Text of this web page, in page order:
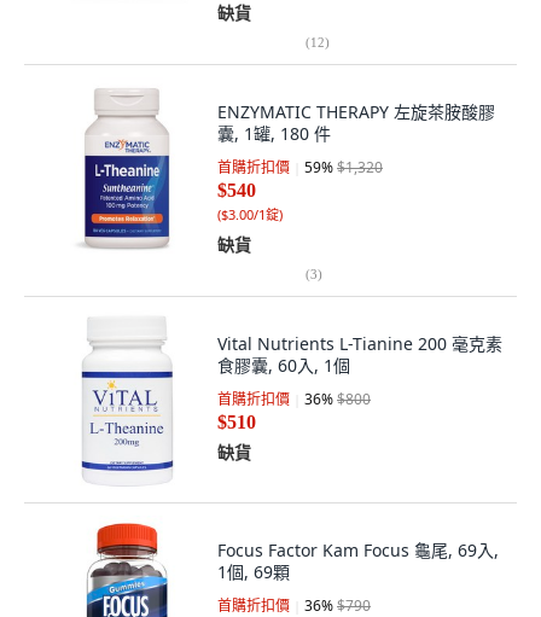
缺貨
(12)
ENZYMATIC THERAPY 左旋茶胺酸膠
囊, 1罐, 180 件
首購折扣價 59%$1,320
$540
($3.00/1錠)
缺貨
(3)
Vital Nutrients L-Tianine 200 毫克素
食膠囊, 60入, 1個
首購折扣價 36%$800
$510
缺貨
Focus Factor Kam Focus 龜尾, 69入,
1個, 69顆
首購折扣價 36%$790